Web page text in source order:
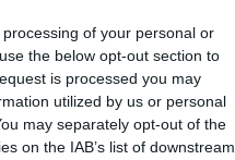
of your personal or
the below opt-out section to
is processed you may
utilized by us or personal
may separately opt-out of the
on the IAB’s list of downstream
esta noche.
B, ya en la
previa.